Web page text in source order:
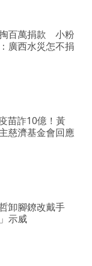
百萬捐款 小粉
廣西水災怎不捐
苗詐10億！黃
慈濟基金會回應
卸腳鐐改戴手
示威